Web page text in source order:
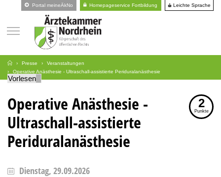
Portal meineÄkNo Homepageservice Fortbildung Leichte Sprache
Presse
Veranstaltungen
Operative Anästhesie - Ultraschall-assistierte Periduralanästhesie
Vorlesen
Operative Anästhesie -
Ultraschall-assistierte
Periduralanästhesie
2
Punkte
Dienstag, 29.09.2026